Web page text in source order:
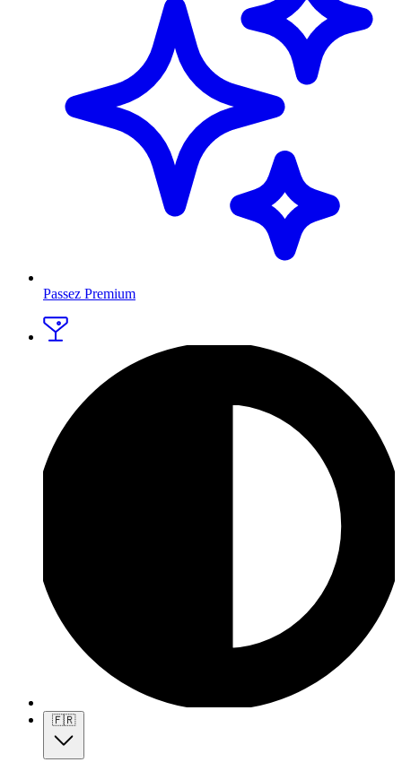
Passez Premium
🇫🇷